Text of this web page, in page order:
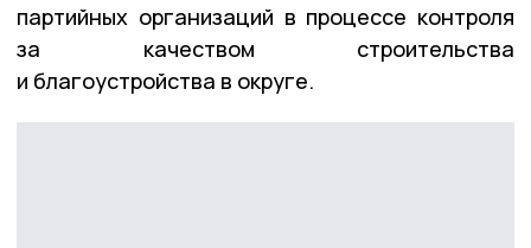
партийных организаций в процессе контроля
за качеством строительства
и благоустройства в округе.